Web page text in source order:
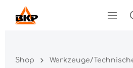
Shop Werkzeuge/